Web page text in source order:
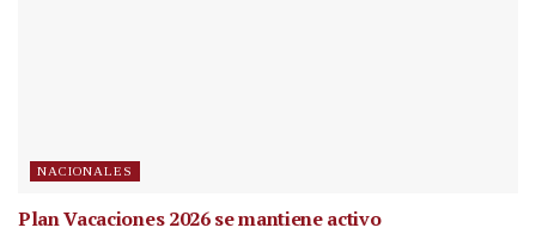
NACIONALES
Plan Vacaciones 2026 se mantiene activo